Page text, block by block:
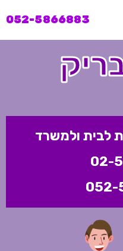
052-5866883
לבית ולמשרד
02-
052-